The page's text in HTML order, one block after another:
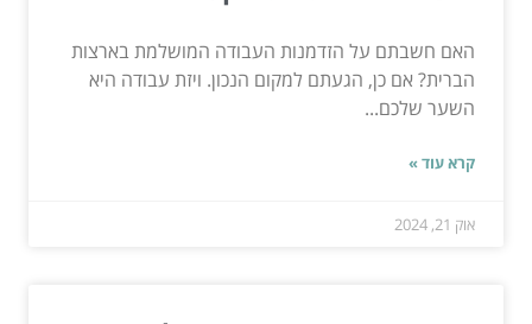
האם חשבתם על הזדמנות העבודה המושלמת בארצות
הברית? אם כן, הגעתם למקום הנכון. ויזת עבודה היא
השער שלכם...
קרא עוד »
אוק 21, 2024